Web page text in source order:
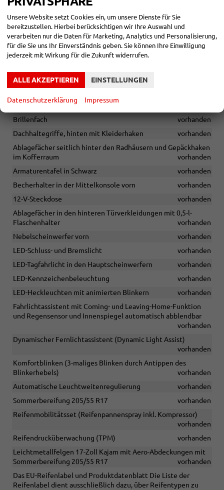
Matrix-LED-Hauptscheinwerfer
Kofferraumbeleuchtung
vorhanden
Kleiderhaken an den B-Säulen
vorhanden
Geruchs- und Allergenfilter (Staub- und Pollenfilter)
glänzend mit Kontrastline Copper
Dekor Monte Carlo Carbon
Brillenfach
vorhanden
Dachhaltegriffe, hinten mit Kleiderhaken
vorhanden
Ablagefächer seitlich hinter den Radhäusern und Gepäckhaken
im Kofferraum
vorhanden
Armaturentafel in Schwarz
vorhanden
Becherhalter in der Mittelkonsole vorn
vorhanden
12-V-Steckdose
vorhanden
Ablagefächer in den hinteren Türverkleidungen mit 0,5-l-
Flaschenhalter
vorhanden
Nebelscheinwerfer vorn
vorhanden
LED-Schluss- und Bremslicht
vorhanden
LED-Tagfahrlicht in den Hauptscheinwerfern
vorhanden
LED-Kennzeichenbeleuchtung
vorhanden
LED-Heckleuchten mit animierten Blinkern
vorhanden
Fahrlichtassistent mit Coming- und Leaving-Home-Funktion
und Regensensor und Innenspiegel automatisch abblendbar
vorhanden
Dynamischer Fernlichtassistent (Dynamic Light Assist)
vorhanden
Komfortblinken (3-maliges Blinken durch Antippen des
Blinkerhebels)
vorhanden
Automatische Leuchtweitenregulierung
vorhanden
Sommerbereifung 205/55 R17
vorhanden
Reifenmobilitätsset (Reifenpannenspray inkl. Kompressor)
vorhanden
Reifendrucküberwachung (TPM)
vorhanden
Leichtmetallfelgen 17-Zoll Kajam mit Aero-Abdeckungen mit
Sommerbereifung 205/55 R17
vorhanden
Das EU-Reifenlabel und Produktdatenblatt Die Liste der
Reifenlabel dient ausschließlich dazu, über Reifentypen zu
Unsere Website setzt Cookies ein, um unsere Dienste für Sie
bereitzustellen. Hierbei berücksichtigen wir Ihre Auswahl und
verarbeiten nur die Daten für Marketing, Analytics und Personalisierung,
für die Sie uns Ihr Einverständnis geben. Sie können Ihre Einwilligung
jederzeit mit Wirkung für die Zukunft widerrufen.
ALLE AKZEPTIEREN EINSTELLUNGEN
Datenschutzerklärung Impressum